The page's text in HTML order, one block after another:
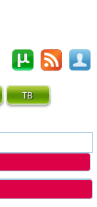
ТВ